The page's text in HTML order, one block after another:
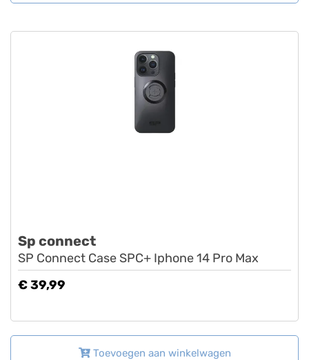
Sp connect
SP Connect Case SPC+ Iphone 14 Pro Max
€ 39,99
Toevoegen aan winkelwagen